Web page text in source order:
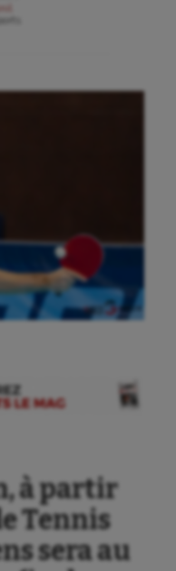
à partir
Tennis
sera au